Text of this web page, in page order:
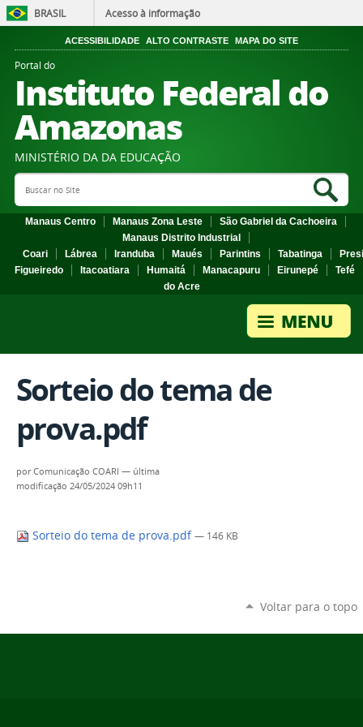
BRASIL Acesso à informação
ACESSIBILIDADE ALTO CONTRASTE MAPA DO SITE
Portal do
Instituto Federal do
Amazonas
MINISTÉRIO DA DA EDUCAÇÃO
Search Site
Manaus Centro Manaus Zona Leste
São Gabriel da Cachoeira
Manaus Distrito Industrial
Coari
Lábrea Iranduba Maués Parintins Tabatinga
Figueiredo
Itacoatiara Humaitá Manacapuru Eirunepé
Tefé
do Acre
Sorteio do tema de
prova.pdf
porComunicação COARI — última
modificação 24/05/2024 09h11
Sorteio do tema de prova.pdf — 146 KB
Voltar para o topo